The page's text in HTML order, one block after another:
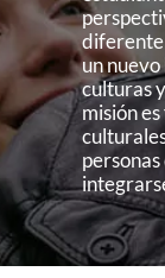
diferente
un
culturas
misión